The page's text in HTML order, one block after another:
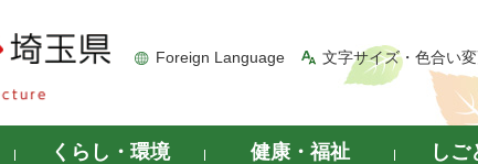
Foreign Language 文字サイズ・色合い
くらし・環境 健康・福祉 しご